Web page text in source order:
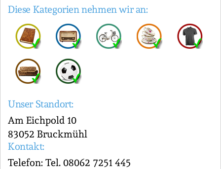
Diese Kategorien nehmen wir an:
Unser Standort:
Am Eichpold 10
83052 Bruckmühl
Kontakt:
Telefon: Tel. 08062 7251 445